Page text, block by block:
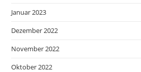
Januar 2023
Dezember 2022
November 2022
Oktober 2022